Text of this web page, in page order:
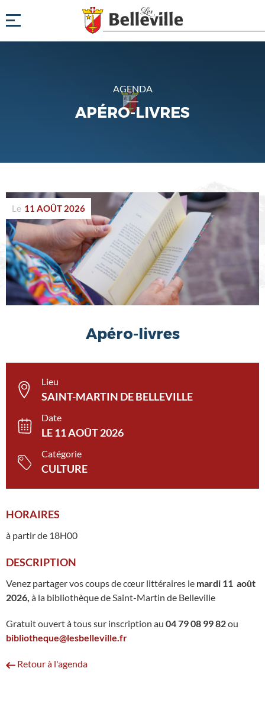
AGENDA
APÉRO-LIVRES
Le 11 AOÛT 2026
Apéro-livres
Lieu
SAINT-MARTIN DE BELLEVILLE
Date
LE 11 AOÛT 2026
Catégorie
CULTURE
HORAIRES
à partir de 18H00
DESCRIPTION
Venez partager vos coups de cœur littéraires le mardi 11 août
2026, à la bibliothèque de Saint-Martin de Belleville
Gratuit ouvert à tous sur inscription au 04 79 08 99 82ou
bibliotheque@lesbelleville.fr
Retour à l'agenda